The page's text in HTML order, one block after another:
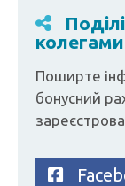
колегами
Поширте
бонусний